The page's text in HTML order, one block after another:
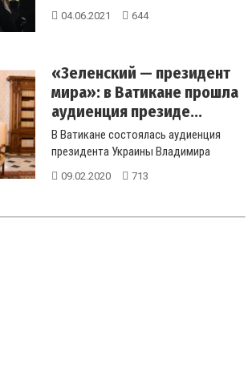
демонстрацию в Хартуме в четверг во
04.06.2021 644
«Зеленский — президент
мира»: в Ватикане прошла
аудиенция президе...
В Ватикане состоялась аудиенция
президента Украины Владимира
Зеленского и первой леди Елены
09.02.2020 713